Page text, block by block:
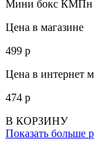
Мини бокс КМПн
Цена в магазине
499 p
Цена в интернет
474 p
В КОРЗИНУ
Показать больше